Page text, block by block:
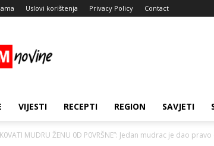
Uslovi korištenja Privacy Policy Contact
VIJESTI RECEPTI REGION SAVJETI
MUDRU ŽENU 0D P0VRŠNE”: Jedan mudrac je dao